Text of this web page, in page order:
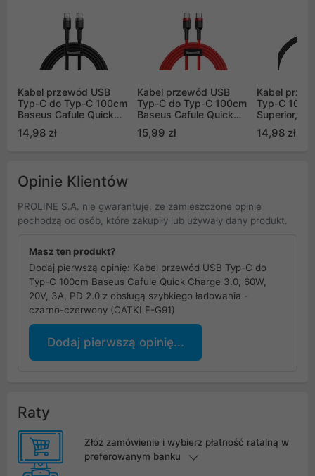
Kabel przewód USB
Typ-C do Typ-C 100cm
Baseus Cafule Quick
3A, PD 2.0 z obsługą
14,98 zł
Kabel przewód USB
Typ-C do Typ-C 100cm
Baseus Cafule Quick
3A, PD 2.0 z obsługą
15,99 zł
Kabel
Typ-C
Superior,
ładowania
14,98 zł
Opinie Klientów
PROLINE S.A. nie gwarantuje, że zamieszczone opinie
pochodzą od osób, które zakupiły lub używały dany produkt.
Masz ten produkt?
Dodaj pierwszą opinię: Kabel przewód USB Typ-C do
Typ-C 100cm Baseus Cafule Quick Charge 3.0, 60W,
20V, 3A, PD 2.0 z obsługą szybkiego ładowania -
czarno-czerwony (CATKLF-G91)
Dodaj pierwszą opinię...
Raty
Złóż zamówienie i wybierz płatność ratalną w
preferowanym banku